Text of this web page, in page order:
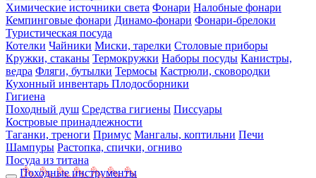
Химические источники света Фонари Налобные фонари
Кемпинговые фонари Динамо-фонари Фонари-брелоки
Туристическая посуда
Котелки Чайники Миски, тарелки Столовые приборы
Кружки, стаканы Термокружки Наборы посуды Канистры,
ведра Фляги, бутылки Термосы Кастрюли, сковородки
Кухонный инвентарь Плодосборники
Гигиена
Походный душ Средства гигиены Писсуары
Костровые принадлежности
Таганки, треноги Примус Мангалы, коптильни Печи
Шампуры Растопка, спички, огниво
Посуда из титана
Походные инструменты